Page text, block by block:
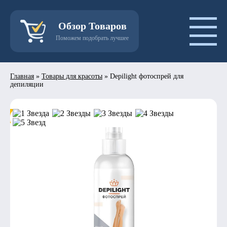
Обзор Товаров
Поможем подобрать лучшее
Главная » Товары для красоты » Depilight фотоспрей для
депиляции
- 50%